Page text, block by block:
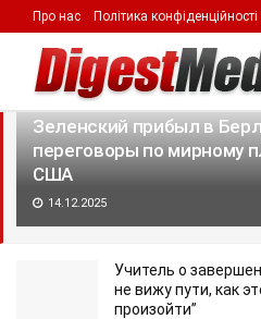
LATEST TRENDING
Зеленский прибыл в
переговоры по мирному
США
14.12.2025
Учитель о
не вижу пути, как
произойти”
Про нас Політика конфіденційності